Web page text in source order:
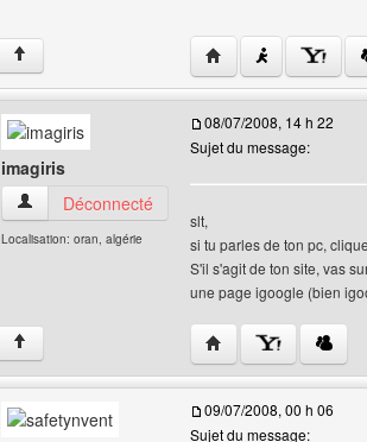
↑ Visiter le site web
imagiris
imagiris Voir le profil de l'utilisateur
Déconnecté
Localisation: oran, algérie
08/07/2008, 14 h 22
Sujet du message:
slt,
si tu parles de ton pc,
S'il s'agit de ton site, vas
une page igoogle (bien
↑ Visiter le site web
09/07/2008, 00 h 06
Sujet du message: